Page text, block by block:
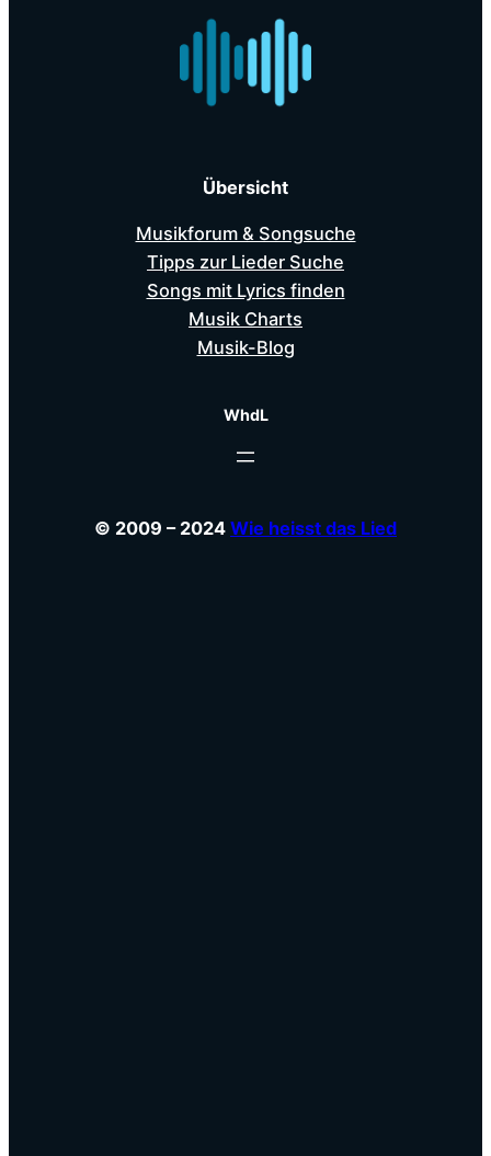
Übersicht
Musikforum & Songsuche
Tipps zur Lieder Suche
Songs mit Lyrics finden
Musik Charts
Musik-Blog
WhdL
© 2009 – 2024 Wie heisst das Lied